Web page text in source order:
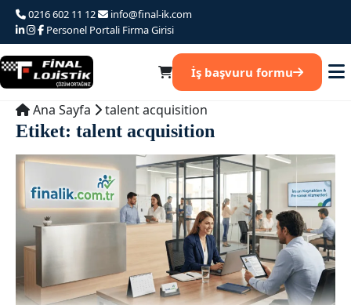
Ana
iceriğe
atla
0216 602 11 12
info@final-ik.com
Personel Portali Firma Girisi
İş başvuru formu
Ana Sayfa talent acquisition
Etiket: talent acquisition